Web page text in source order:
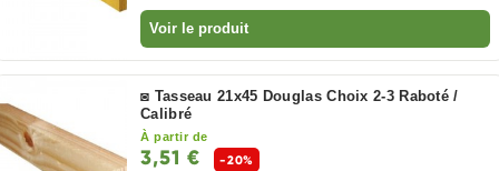
Voir le produit
◙ Tasseau 21x45 Douglas Choix 2-3 Raboté /
Calibré
À partir de
3,51 €
-20%